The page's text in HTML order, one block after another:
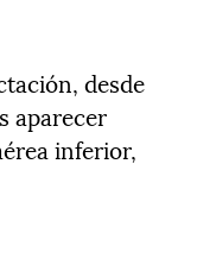
desde
aparecer
inferior,